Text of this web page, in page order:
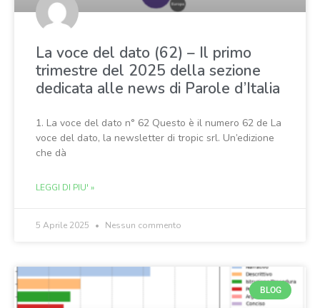
La voce del dato (62) – Il primo
trimestre del 2025 della sezione
dedicata alle news di Parole d’Italia
1. La voce del dato n° 62 Questo è il numero 62 de La
voce del dato, la newsletter di tropic srl. Un’edizione
che dà
LEGGI DI PIU' »
5 Aprile 2025 Nessun commento
BLOG